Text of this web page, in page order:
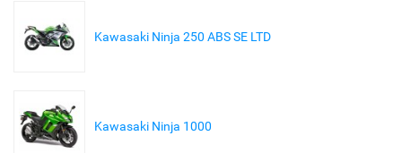
Kawasaki Ninja 250 ABS SE LTD
Kawasaki Ninja 1000